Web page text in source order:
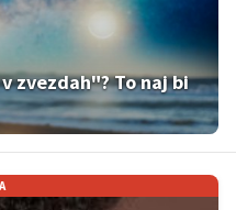
zvezdah"? To naj bi